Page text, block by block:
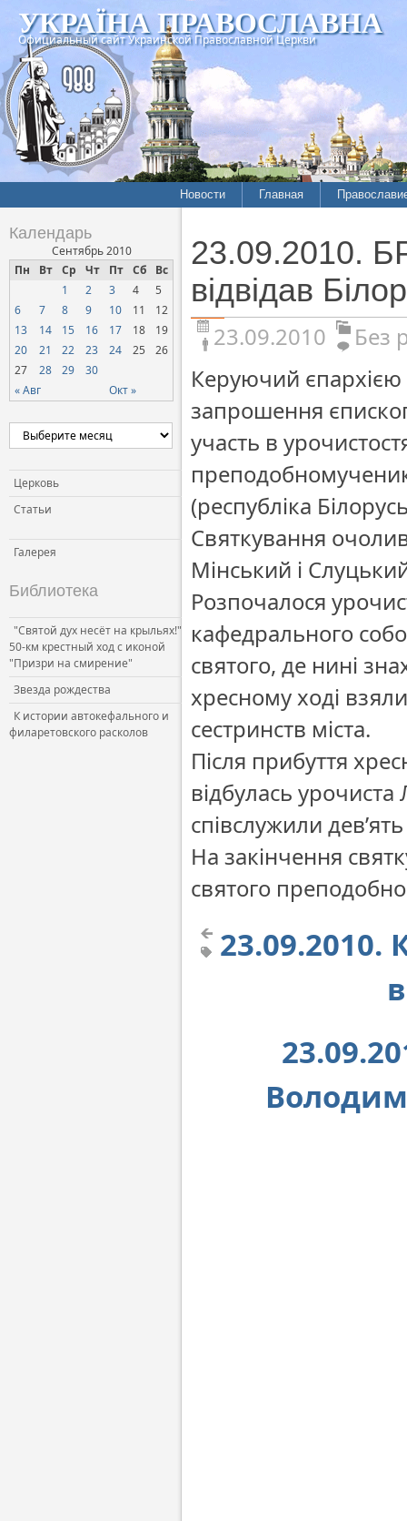
УКРАЇНА ПРАВОСЛАВНА
Официальный сайт Украинской Православной Церкви
Новости Главная
Календарь
Сентябрь 2010
Пн
Вт Ср Чт Пт Сб Вс
« Авг Окт »
1 2 3 4
5
6
7 8 9 10 11
12
13
14 15 16 17 18
19
20
21 22 23 24 25
26
27
28 29 30
Церковь
Статьи
Галерея
Библиотека
"Святой дух несёт на крыльях!"
50-км крестный ход с иконой
"Призри на смирение"
Звезда рождества
К истории автокефального и
филаретовского расколов
23.09.2010.
відвідав
23.09.2010
Без
Керуючий
запрошення
участь в
(республіка
Святкування
Мінський і
Розпочалося
кафедрального
святого, де нині
хресному ході
сестринств міста.
Після прибуття
відбулась
співслужили
На закінчення
святого
23.09.2010.